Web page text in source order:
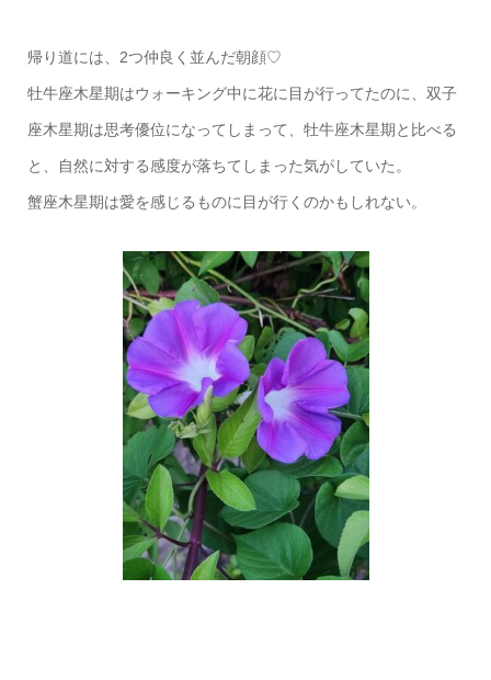
帰り道には、2つ仲良く並んだ朝顔♡
牡牛座木星期はウォーキング中に花に目が行ってたのに、双子
座木星期は思考優位になってしまって、牡牛座木星期と比べる
と、自然に対する感度が落ちてしまった気がしていた。
蟹座木星期は愛を感じるものに目が行くのかもしれない。